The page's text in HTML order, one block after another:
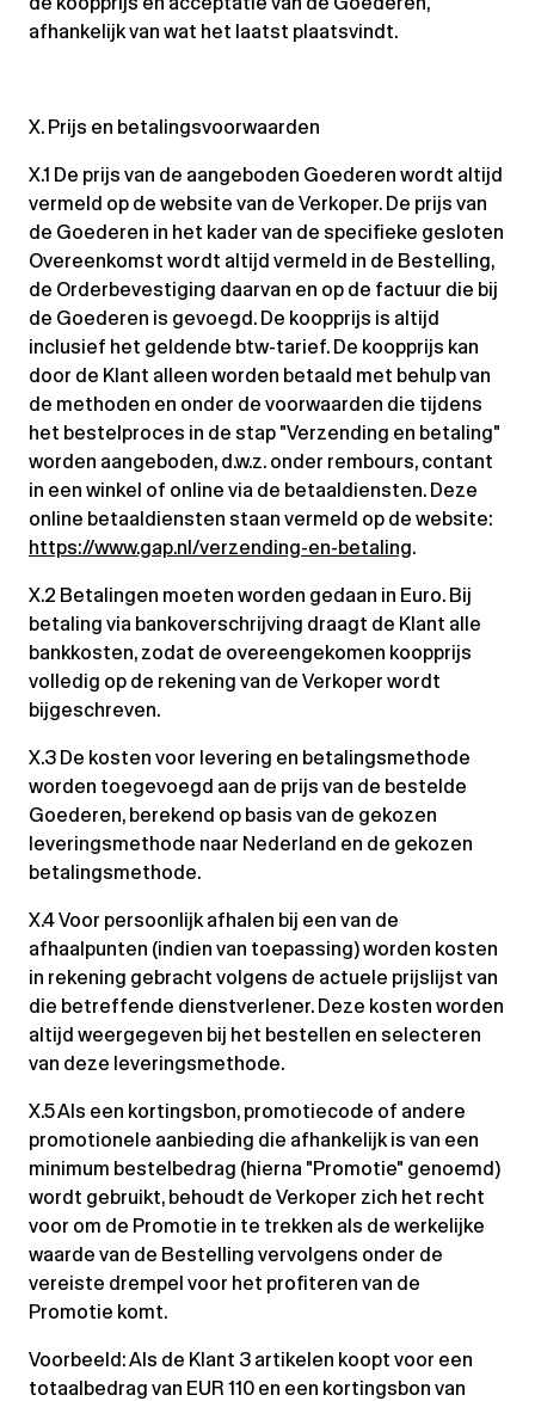
afhankelijk van wat het laatst plaatsvindt.
X. Prijs en betalingsvoorwaarden
X.1 De prijs van de aangeboden Goederen wordt altijd
vermeld op de website van de Verkoper. De prijs van
de Goederen in het kader van de specifieke gesloten
Overeenkomst wordt altijd vermeld in de Bestelling,
de Orderbevestiging daarvan en op de factuur die bij
de Goederen is gevoegd. De koopprijs is altijd
inclusief het geldende btw-tarief. De koopprijs kan
door de Klant alleen worden betaald met behulp van
de methoden en onder de voorwaarden die tijdens
het bestelproces in de stap "Verzending en betaling"
worden aangeboden, d.w.z. onder rembours, contant
in een winkel of online via de betaaldiensten. Deze
online betaaldiensten staan vermeld op de website:
https://www.gap.nl/verzending-en-betaling.
X.2 Betalingen moeten worden gedaan in Euro. Bij
betaling via bankoverschrijving draagt de Klant alle
bankkosten, zodat de overeengekomen koopprijs
volledig op de rekening van de Verkoper wordt
bijgeschreven.
X.3 De kosten voor levering en betalingsmethode
worden toegevoegd aan de prijs van de bestelde
Goederen, berekend op basis van de gekozen
leveringsmethode naar Nederland en de gekozen
betalingsmethode.
X.4 Voor persoonlijk afhalen bij een van de
afhaalpunten (indien van toepassing) worden kosten
in rekening gebracht volgens de actuele prijslijst van
die betreffende dienstverlener. Deze kosten worden
altijd weergegeven bij het bestellen en selecteren
van deze leveringsmethode.
X.5 Als een kortingsbon, promotiecode of andere
promotionele aanbieding die afhankelijk is van een
minimum bestelbedrag (hierna "Promotie" genoemd)
wordt gebruikt, behoudt de Verkoper zich het recht
voor om de Promotie in te trekken als de werkelijke
waarde van de Bestelling vervolgens onder de
vereiste drempel voor het profiteren van de
Promotie komt.
Voorbeeld: Als de Klant 3 artikelen koopt voor een
totaalbedrag van EUR 110 en een kortingsbon van